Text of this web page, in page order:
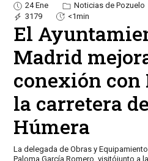
24 Ene Noticias de Pozuelo
3179
<1min
El
Madrid
conexión con
la carretera
Húmera
La delegada de Obras y
Paloma García Romero, visitójunto a